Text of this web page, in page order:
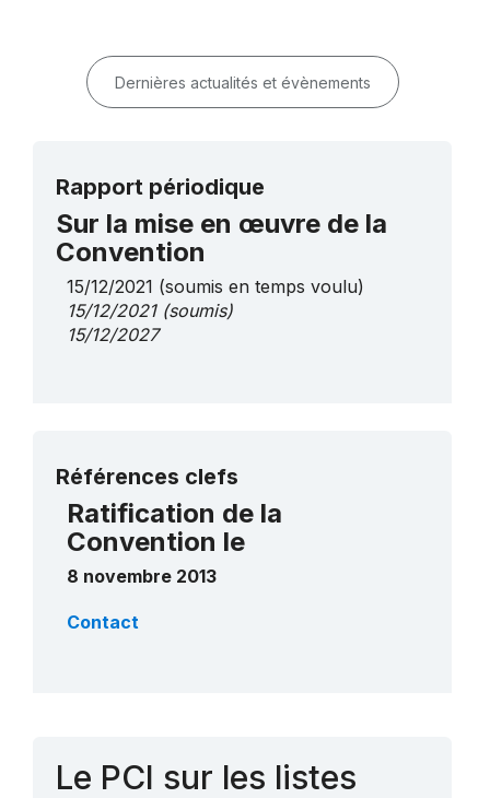
Dernières actualités et évènements
Rapport périodique
Sur la mise en œuvre de la
Convention
15/12/2021 (soumis en temps voulu)
15/12/2021(soumis)
15/12/2027
Références clefs
Ratification de la
Convention le
8 novembre 2013
Contact
Le PCI sur les listes